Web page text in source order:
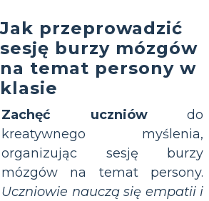
Jak przeprowadzić
sesję burzy mózgów
na temat persony w
klasie
Zachęć uczniówdo
kreatywnego myślenia,
organizując sesję burzy
mózgów na temat persony.
Uczniowie nauczą się empatii i